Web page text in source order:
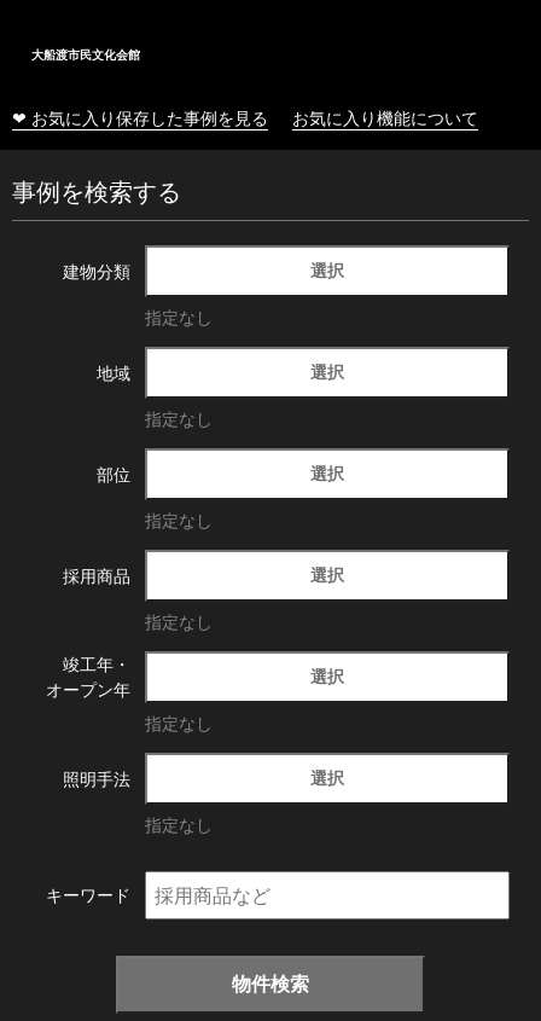
大船渡市民文化会館
❤ お気に入り保存した事例を見る お気に入り機能について
事例を検索する
建物分類 選択
指定なし
地域 選択
指定なし
部位 選択
指定なし
採用商品 選択
指定なし
竣工年・
オープン年
選択
指定なし
照明手法 選択
指定なし
キーワード
物件検索